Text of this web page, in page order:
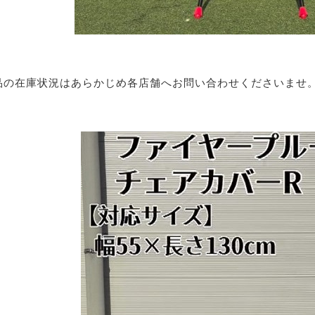
在庫状況はあらかじめ各店舗へお問い合わせくださいませ